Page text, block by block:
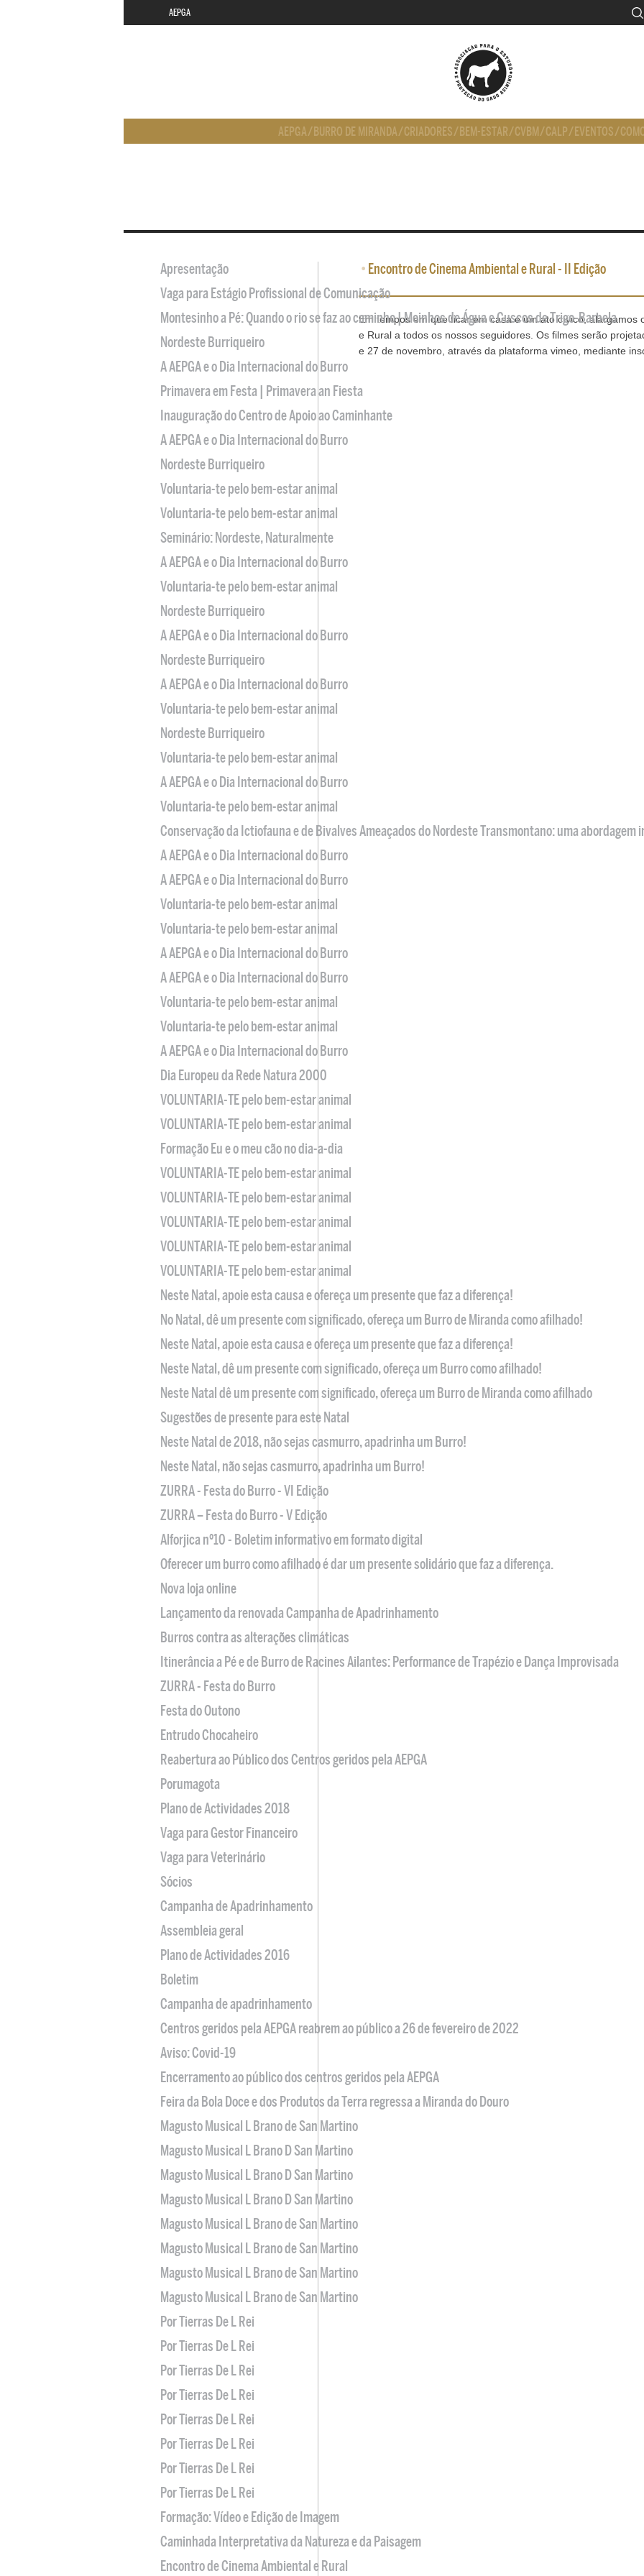
AEPGA
AEPGA/ BURRO DE MIRANDA/CRIADORES/ BEM-ESTAR/CVBM/CALP/ EVENTOS/
• Encontro de Cinema Ambiental e Rural - II Edição
Em tempos em que ficar em casa é um ato cívico, alargamos
e Rural a todos os nossos seguidores. Os filmes serão
e 27 de novembro, através da plataforma vimeo, mediante
Apresentação
Vaga para Estágio Profissional de Comunicação
Montesinho a Pé: Quando o rio se faz ao caminho | Moinhos de Água e Cuscos de Trigo-Barbela
Nordeste Burriqueiro
A AEPGA e o Dia Internacional do Burro
Primavera em Festa | Primavera an Fiesta
Inauguração do Centro de Apoio ao Caminhante
A AEPGA e o Dia Internacional do Burro
Nordeste Burriqueiro
Voluntaria-te pelo bem-estar animal
Voluntaria-te pelo bem-estar animal
Seminário: Nordeste, Naturalmente
A AEPGA e o Dia Internacional do Burro
Voluntaria-te pelo bem-estar animal
Nordeste Burriqueiro
A AEPGA e o Dia Internacional do Burro
Nordeste Burriqueiro
A AEPGA e o Dia Internacional do Burro
Voluntaria-te pelo bem-estar animal
Nordeste Burriqueiro
Voluntaria-te pelo bem-estar animal
A AEPGA e o Dia Internacional do Burro
Voluntaria-te pelo bem-estar animal
Conservação da Ictiofauna e de Bivalves Ameaçados do Nordeste Transmontano: uma abordagem
A AEPGA e o Dia Internacional do Burro
A AEPGA e o Dia Internacional do Burro
Voluntaria-te pelo bem-estar animal
Voluntaria-te pelo bem-estar animal
A AEPGA e o Dia Internacional do Burro
A AEPGA e o Dia Internacional do Burro
Voluntaria-te pelo bem-estar animal
Voluntaria-te pelo bem-estar animal
A AEPGA e o Dia Internacional do Burro
Dia Europeu da Rede Natura 2000
VOLUNTARIA-TE pelo bem-estar animal
VOLUNTARIA-TE pelo bem-estar animal
Formação Eu e o meu cão no dia-a-dia
VOLUNTARIA-TE pelo bem-estar animal
VOLUNTARIA-TE pelo bem-estar animal
VOLUNTARIA-TE pelo bem-estar animal
VOLUNTARIA-TE pelo bem-estar animal
VOLUNTARIA-TE pelo bem-estar animal
Neste Natal, apoie esta causa e ofereça um presente que faz a diferença!
No Natal, dê um presente com significado, ofereça um Burro de Miranda como afilhado!
Neste Natal, apoie esta causa e ofereça um presente que faz a diferença!
Neste Natal, dê um presente com significado, ofereça um Burro como afilhado!
Neste Natal dê um presente com significado, ofereça um Burro de Miranda como afilhado
Sugestões de presente para este Natal
Neste Natal de 2018, não sejas casmurro, apadrinha um Burro!
Neste Natal, não sejas casmurro, apadrinha um Burro!
ZURRA - Festa do Burro - VI Edição
ZURRA – Festa do Burro - V Edição
Alforjica nº10 - Boletim informativo em formato digital
Oferecer um burro como afilhado é dar um presente solidário que faz a diferença.
Nova loja online
Lançamento da renovada Campanha de Apadrinhamento
Burros contra as alterações climáticas
Itinerância a Pé e de Burro de Racines Ailantes: Performance de Trapézio e Dança Improvisada
ZURRA - Festa do Burro
Festa do Outono
Entrudo Chocaheiro
Reabertura ao Público dos Centros geridos pela AEPGA
Porumagota
Plano de Actividades 2018
Vaga para Gestor Financeiro
Vaga para Veterinário
Sócios
Campanha de Apadrinhamento
Assembleia geral
Plano de Actividades 2016
Boletim
Campanha de apadrinhamento
Centros geridos pela AEPGA reabrem ao público a 26 de fevereiro de 2022
Aviso: Covid-19
Encerramento ao público dos centros geridos pela AEPGA
Feira da Bola Doce e dos Produtos da Terra regressa a Miranda do Douro
Magusto Musical L Brano de San Martino
Magusto Musical L Brano D San Martino
Magusto Musical L Brano D San Martino
Magusto Musical L Brano D San Martino
Magusto Musical L Brano de San Martino
Magusto Musical L Brano de San Martino
Magusto Musical L Brano de San Martino
Magusto Musical L Brano de San Martino
Por Tierras De L Rei
Por Tierras De L Rei
Por Tierras De L Rei
Por Tierras De L Rei
Por Tierras De L Rei
Por Tierras De L Rei
Por Tierras De L Rei
Por Tierras De L Rei
Formação: Vídeo e Edição de Imagem
Caminhada Interpretativa da Natureza e da Paisagem
Encontro de Cinema Ambiental e Rural